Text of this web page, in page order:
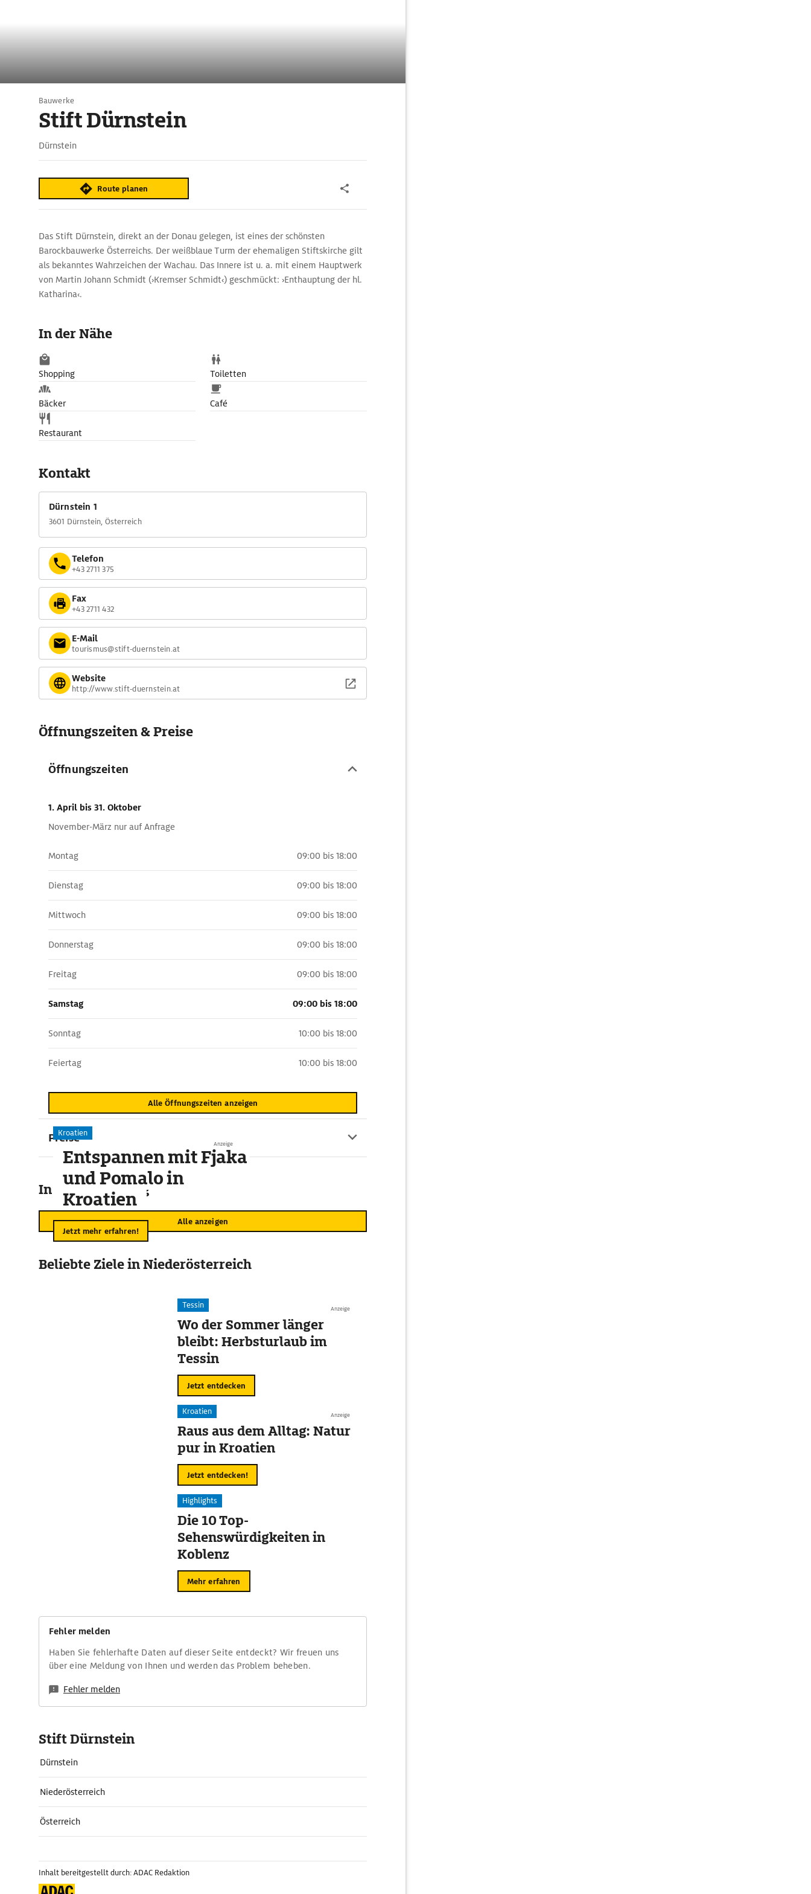
Bauwerke
Stift Dürnstein
Dürnstein
Route planen
Das Stift Dürnstein, direkt an der Donau gelegen, ist eines der schönsten
Barockbauwerke Österreichs. Der weißblaue Turm der ehemaligen Stiftskirche gilt
als bekanntes Wahrzeichen der Wachau. Das Innere ist u. a. mit einem Hauptwerk
von Martin Johann Schmidt (›Kremser Schmidt‹) geschmückt: ›Enthauptung der hl.
Katharina‹.
In der Nähe
Shopping Toiletten
Bäcker Café
Restaurant
Kontakt
Dürnstein 1
3601 Dürnstein, Österreich
Telefon
+43 2711 375
Fax
+43 2711 432
E-Mail
tourismus@stift-duernstein.at
Website
http://www.stift-duernstein.at
Öffnungszeiten & Preise
Öffnungszeiten
1. April bis 31. Oktober
November-März nur auf Anfrage
Montag 09:00 bis 18:00
Dienstag 09:00 bis 18:00
Mittwoch 09:00 bis 18:00
Donnerstag 09:00 bis 18:00
Freitag 09:00 bis 18:00
Samstag 09:00 bis 18:00
Sonntag 10:00 bis 18:00
Feiertag 10:00 bis 18:00
Alle Öffnungszeiten anzeigen
Preise
In der Umgebung
Alle anzeigen
Anzeige
Kroatien
Entspannen mit Fjaka
und Pomalo in
Kroatien
Jetzt mehr erfahren!
Beliebte Ziele in Niederösterreich
Anzeige
Tessin
Wo der Sommer länger
bleibt: Herbsturlaub im
Tessin
Jetzt entdecken
Anzeige
Kroatien
Raus aus dem Alltag: Natur
pur in Kroatien
Jetzt entdecken!
Highlights
Die 10 Top-
Sehenswürdigkeiten in
Koblenz
Mehr erfahren
Fehler melden
Haben Sie fehlerhafte Daten auf dieser Seite entdeckt? Wir freuen uns
über eine Meldung von Ihnen und werden das Problem beheben.
Fehler melden
Stift Dürnstein
Dürnstein
Niederösterreich
Österreich
Inhalt bereitgestellt durch: ADAC Redaktion